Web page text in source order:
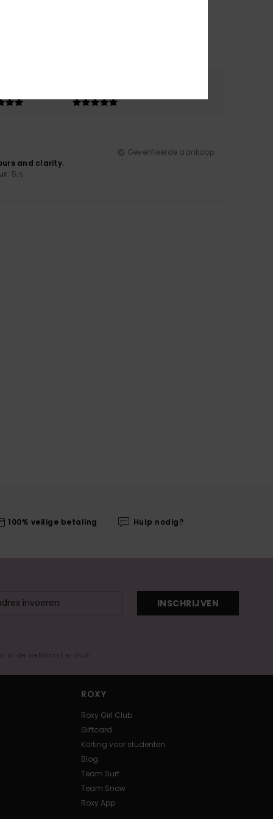
Geverifieerde aankoop
and clarity.
: 5/5
100% veilige betaling Hulp nodig?
INSCHRIJVEN
in de welkomst e-mail
ROXY
Roxy Girl Club
Giftcard
Korting voor studenten
Blog
Team Surf
Team Snow
Roxy App